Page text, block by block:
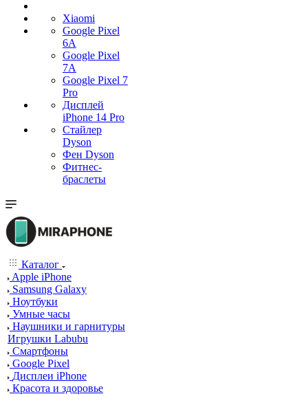
Xiaomi
Google Pixel
6A
Google Pixel
7А
Google Pixel 7
Pro
Дисплей
iPhone 14 Pro
Стайлер
Dyson
Фен Dyson
Фитнес-
браслеты
Каталог
Apple iPhone
Samsung Galaxy
Ноутбуки
Умные часы
Наушники и гарнитуры
Игрушки Labubu
Смартфоны
Google Pixel
Дисплеи iPhone
Красота и здоровье